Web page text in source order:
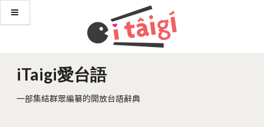
iTaigi愛台語
一部集結群眾編纂的開放台語辭典